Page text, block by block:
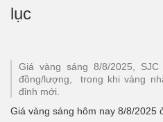
lục
Giá vàng sáng 8/8/2025,
đồng/lượng, trong khi vàng
đỉnh mới.
Giá vàng sáng hôm nay 8/8/2025